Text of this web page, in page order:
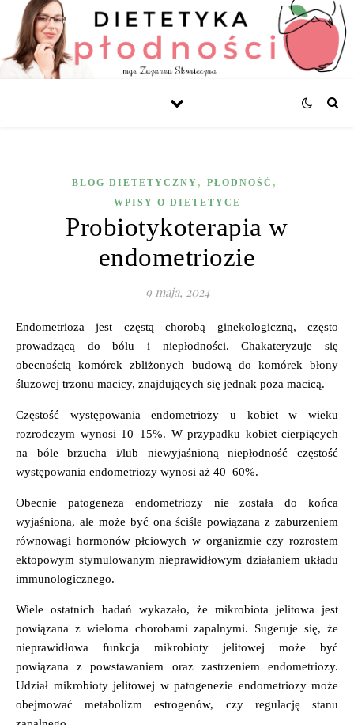
BLOG DIETETYCZNY , PŁODNOŚĆ ,
WPISY O DIETETYCE
Probiotykoterapia w
endometriozie
9 maja, 2024
Endometrioza jest częstą chorobą ginekologiczną, często
prowadzącą do bólu i niepłodności. Chakateryzuje się
obecnością komórek zbliżonych budową do komórek błony
śluzowej trzonu macicy, znajdujących się jednak poza macicą.
Częstość występowania endometriozy u kobiet w wieku
rozrodczym wynosi 10–15%. W przypadku kobiet cierpiących
na bóle brzucha i/lub niewyjaśnioną niepłodność częstość
występowania endometriozy wynosi aż 40–60%.
Obecnie patogeneza endometriozy nie została do końca
wyjaśniona, ale może być ona ściśle powiązana z zaburzeniem
równowagi hormonów płciowych w organizmie czy rozrostem
ektopowym stymulowanym nieprawidłowym działaniem układu
immunologicznego.
Wiele ostatnich badań wykazało, że mikrobiota jelitowa jest
powiązana z wieloma chorobami zapalnymi. Sugeruje się, że
nieprawidłowa funkcja mikrobioty jelitowej może być
powiązana z powstawaniem oraz zastrzeniem endometriozy.
Udział mikrobioty jelitowej w patogenezie endometriozy może
obejmować metabolizm estrogenów, czy regulację stanu